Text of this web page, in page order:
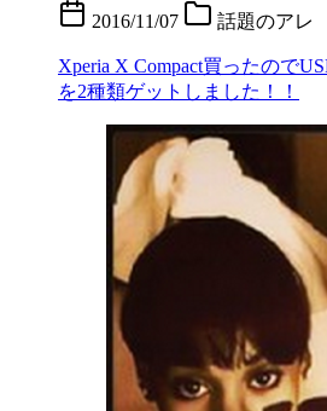
2016/11/07 話題のアレ
Xperia X Compact買ったので
を2種類ゲットしました！！